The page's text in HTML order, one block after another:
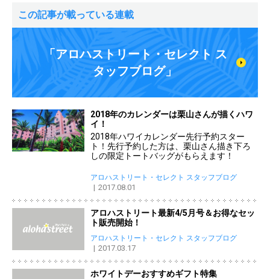
この記事が載っている連載
「アロハストリート・セレクト ス
タッフブログ」
2018年のカレンダーは栗山さんが描くハワ
イ！
2018年ハワイカレンダー先行予約スター
ト！先行予約した方は、栗山さん描き下ろ
しの限定トートバッグがもらえます！
アロハストリート・セレクト スタッフブログ
2017.08.01
アロハストリート最新4/5月号＆お得なセッ
ト販売開始！
アロハストリート・セレクト スタッフブログ
2017.03.17
ホワイトデーおすすめギフト特集